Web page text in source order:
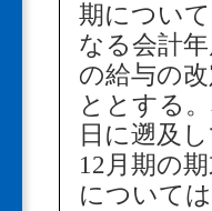
期につい
なる会計
の給与の
ととする
日に遡及
12月期の
について